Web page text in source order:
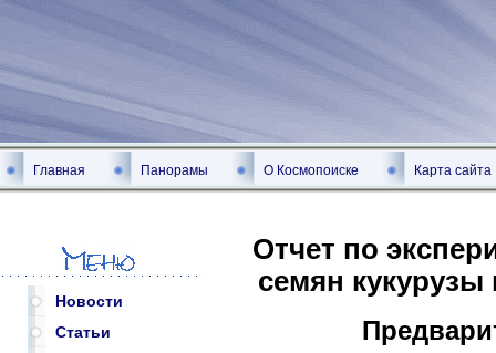
Главная Панорамы О Космопоиске Карта сайта
Новости
Статьи
Отчет по
семян кукурузы